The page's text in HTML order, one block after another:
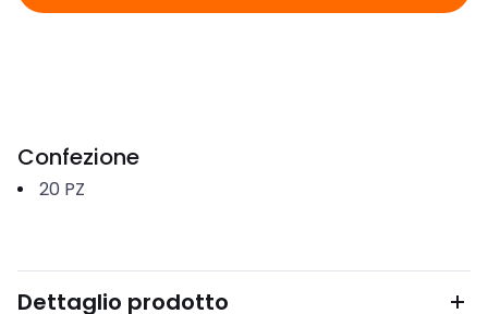
Confezione
20 PZ
Dettaglio prodotto